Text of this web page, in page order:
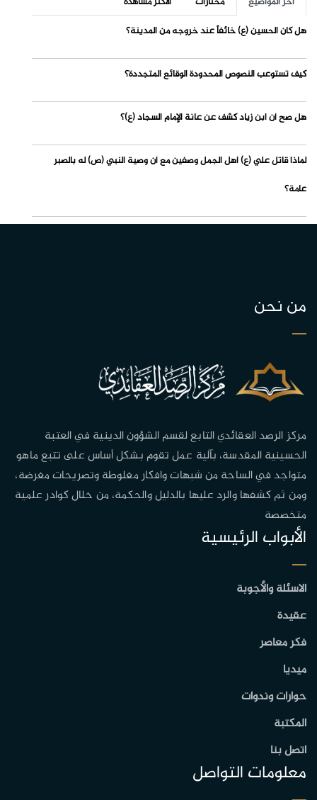
هل كان الحسين (ع) خائفاً عند خروجه من المدينة؟
كيف تستوعب النصوص المحدودة الوقائع المتجددة؟
هل صح أن ابن زياد كشف عن عانة الإمام السجاد (ع)؟
لماذا قاتل علي (ع) أهل الجمل وصفين مع أن وصية النبي (ص) له بالصبر
عامة؟
من نحن
مركز الرصد العقائدي التابع لقسم الشؤون الدينية في العتبة
الحسينية المقدسة، بآلية عمل تقوم بشكل أساس على تتبع ماهو
متواجد في الساحة من شبهات وافكار مغلوطة وتصريحات مغرضة،
ومن ثم كشفها والرد عليها بالدليل والحكمة، من خلال كوادر علمية
متخصصة
الأبواب الرئيسية
الاسئلة والأجوبة
عقيدة
فكر معاصر
ميديا
حوارات وندوات
المكتبة
اتصل بنا
معلومات التواصل